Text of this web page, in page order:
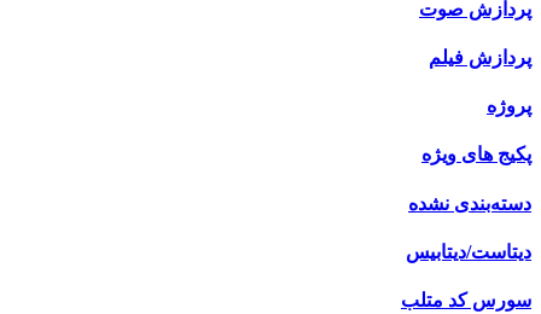
پردازش صوت
پردازش فیلم
پروژه
پکیج های ویژه
دسته‌بندی نشده
دیتاست/دیتابیس
سورس کد متلب